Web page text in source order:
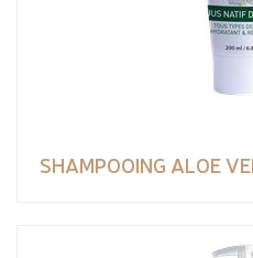
SHAMPOOING ALOE